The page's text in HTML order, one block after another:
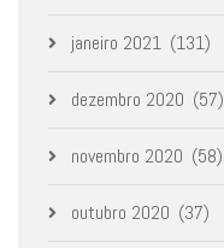
janeiro 2021 (131)
dezembro 2020 (57)
novembro 2020 (58)
outubro 2020 (37)